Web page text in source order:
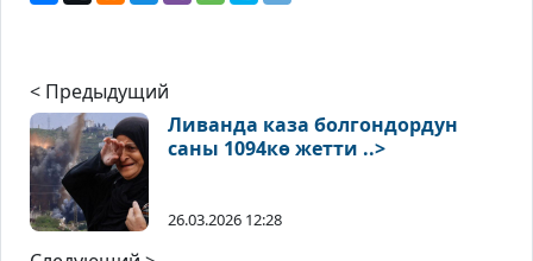
< Предыдущий
Ливанда каза болгондордун
саны 1094кө жетти ..>
26.03.2026 12:28